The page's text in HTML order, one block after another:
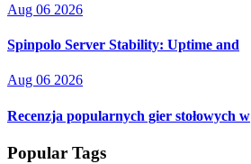
Aug 06 2026
Spinpolo Server Stability: Uptime and
Aug 06 2026
Recenzja popularnych gier stołowych w
Popular Tags